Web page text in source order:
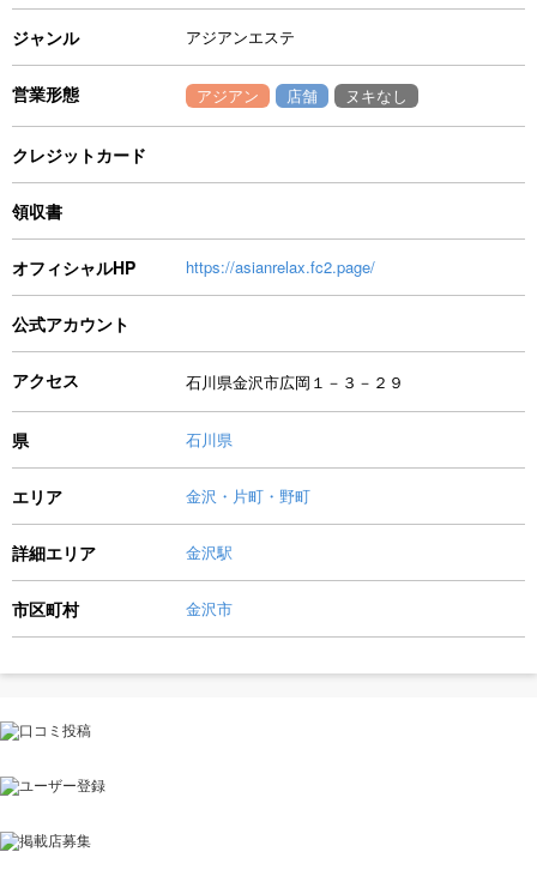
ジャンル アジアンエステ
営業形態 アジアン 店舗 ヌキなし
クレジットカード
領収書
オフィシャルHP https://asianrelax.fc2.page/
公式アカウント
アクセス 石川県金沢市広岡１－３－２９
県 石川県
エリア 金沢・片町・野町
詳細エリア 金沢駅
市区町村 金沢市